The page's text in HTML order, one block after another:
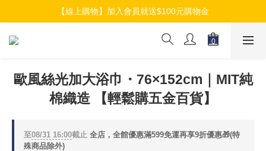
【線上購物】加入會員就送$100元購物金
【線上購物】加入會員就送$100元購物金
【線上購物】介紹好友加入會員再拿$50折扣金
歐風絲光加大浴巾・76×152cm｜MIT純
棉織造 【輕鬆購五金百貨】
至08/31 16:00截止 全店，全館優惠滿599免運再享9折優惠🎁(特
殊商品除外)